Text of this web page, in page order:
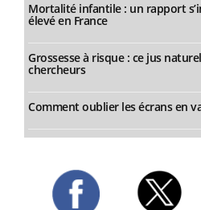
Mortalité infantile : un rapport
élevé en France
Grossesse à risque : ce jus
chercheurs
Comment oublier les écrans en